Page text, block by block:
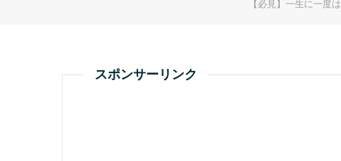
【必見】一生に一度
スポンサーリンク